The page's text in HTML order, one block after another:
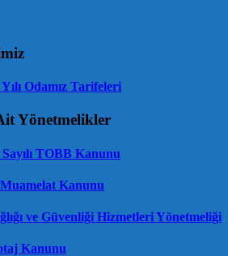
Odamız Tarifeleri
Yönetmelikler
Sayılı TOBB Kanunu
Kanunu
ve Güvenliği Hizmetleri Yönetmeliği
Kanunu